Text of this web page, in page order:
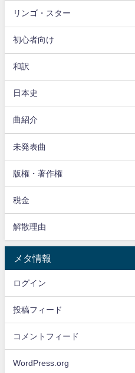
リンゴ・スター
初心者向け
和訳
日本史
曲紹介
未発表曲
版権・著作権
税金
解散理由
メタ情報
ログイン
投稿フィード
コメントフィード
WordPress.org